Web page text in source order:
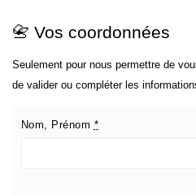
📇 Vos coordonnées
Seulement pour nous permettre de
de valider ou compléter les
Nom, Prénom *